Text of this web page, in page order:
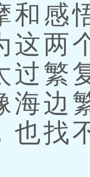
和感
这两
过繁
海边
也找